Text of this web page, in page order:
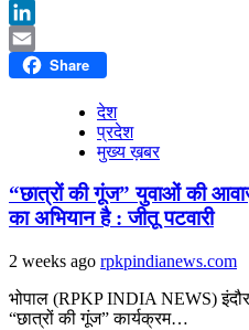
Twitter
LinkedIn
Email Share
देश
प्रदेश
मुख्य ख़बर
“छात्रों की गूंज” युवाओं की
का अभियान है : जीतू पटवारी
2 weeks ago rpkpindianews.com
भोपाल (RPKP INDIA NEWS)
“छात्रों की गूंज” कार्यक्रम…